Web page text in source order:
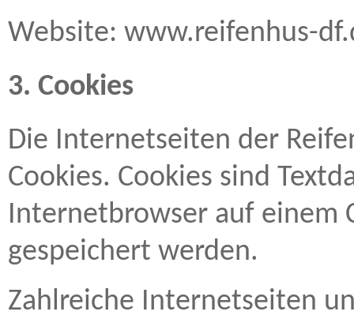
Website: www.reifenhus-
3. Cookies
Die Internetseiten der
Cookies. Cookies sind
Internetbrowser auf einem
gespeichert werden.
Zahlreiche Internetseiten